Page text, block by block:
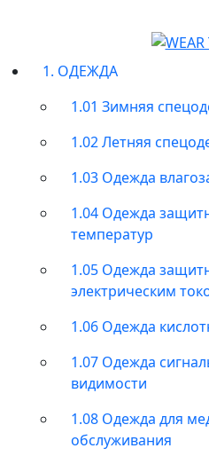
1. ОДЕЖДА
1.01 Зимняя
1.02 Летняя
1.03 Одежда
1.04 Одежда
температур
1.05 Одежда
электрическим
1.06 Одежда
1.07 Одежда
видимости
1.08 Одежда для
обслуживания